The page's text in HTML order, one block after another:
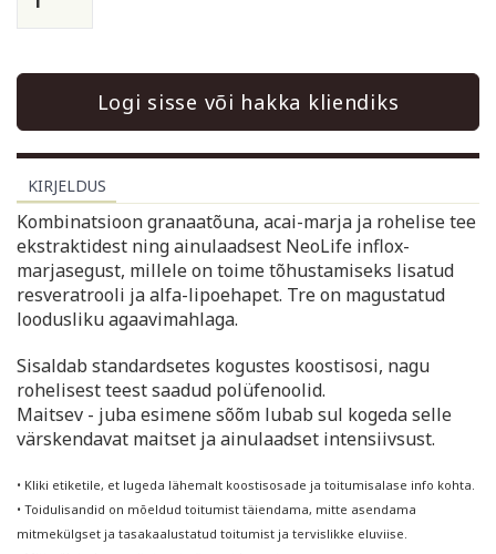
Logi sisse või hakka kliendiks
KIRJELDUS
Kombinatsioon granaatõuna, acai-marja ja rohelise tee
ekstraktidest ning ainulaadsest NeoLife inflox-
marjasegust, millele on toime tõhustamiseks lisatud
resveratrooli ja alfa-lipoehapet. Tre on magustatud
loodusliku agaavimahlaga.
Sisaldab standardsetes kogustes koostisosi, nagu
rohelisest teest saadud polüfenoolid.
Maitsev - juba esimene sõõm lubab sul kogeda selle
värskendavat maitset ja ainulaadset intensiivsust.
• Kliki etiketile, et lugeda lähemalt koostisosade ja toitumisalase info kohta.
• Toidulisandid on mõeldud toitumist täiendama, mitte asendama
mitmekülgset ja tasakaalustatud toitumist ja tervislikke eluviise.